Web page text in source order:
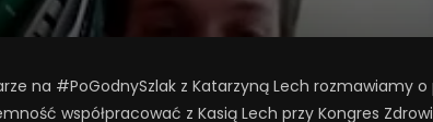
na #PoGodnySzlak z Katarzyną Lech rozmawiamy
współpracować z Kasią Lech przy Kongres